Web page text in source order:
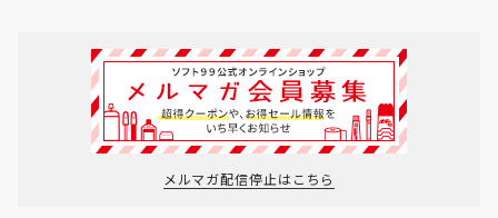
メルマガ配信停止はこちら